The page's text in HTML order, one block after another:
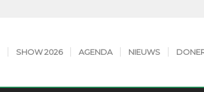
SHOW 2026 AGENDA NIEUWS